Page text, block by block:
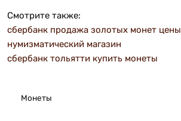
Монеты
Смотрите также:
сбербанк продажа золотых монет цены
нумизматический магазин
сбербанк тольятти купить монеты